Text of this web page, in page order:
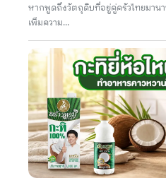
หากพูดถึงวัตถุดิบที่อยู่คู่ครัวไทยมาน
เพิ่มความ...